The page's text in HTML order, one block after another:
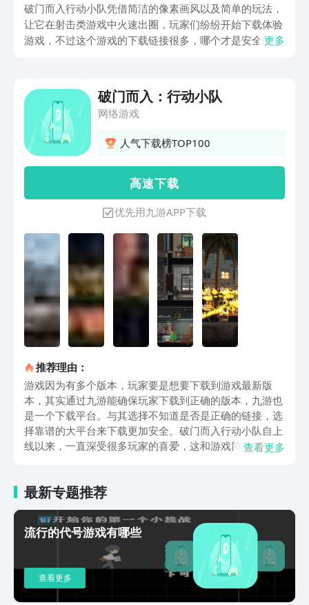
破门而入行动小队凭借简洁的像素画风以及简单的玩法，
让它在射击类游戏中火速出圈，玩家们纷纷开始下载体验
游戏，不过这个游戏的下载链接很多，哪个才是安全的下
本。
更多
破门而入：行动小队
网络游戏
人气下载榜TOP100
高 速 下 载
优先用九游APP下载
推荐理由：
游戏因为有多个版本，玩家要是想要下载到游戏最新版
本，其实通过九游能确保玩家下载到正确的版本，九游也
是一个下载平台。与其选择不知道是否是正确的链接，选
择靠谱的大平台来下载更加安全。破门而入行动小队自上
线以来，一直深受很多玩家的喜爱，这和游戏简单的玩法
版中又新增了几个职业和武器枪械，在对战过程中又能多
几个玩法，在联机组队模式下也就能多几个阵容组合。喜
欢这款游戏的玩家们，可以来体验下新的职业和新的枪
械。玩家在游戏中最喜欢的模式必然是闯关模式，这个模
式既有一点剧情内容也有刺激的对战内容，也是最适合联
机模式下选择的玩法。根据关卡的要求需要在地图上成功
解救几名人质，在成功击杀绑匪后需要点击人质才算是成
查看更多
最新专题推荐
流行的代号游戏有哪些
查看更多